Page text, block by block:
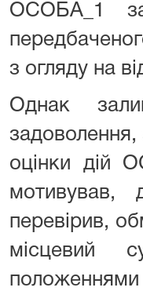
ОСОБА_1 за
з огляду на
Однак
задоволення,
оцінки дій
мотивував,
перевірив,
місцевий
положеннями